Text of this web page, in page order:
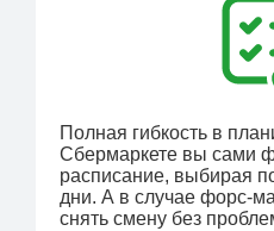
Полная гибкость в
Сбермаркете вы сами
расписание, выбирая
дни. А в случае форс-
снять смену без